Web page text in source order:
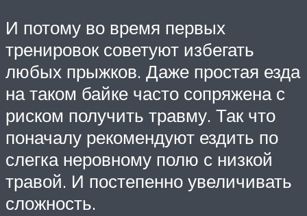
И потому во время первых
тренировок советуют избегать
любых прыжков. Даже простая езда
на таком байке часто сопряжена с
риском получить травму. Так что
поначалу рекомендуют ездить по
слегка неровному полю с низкой
травой. И постепенно увеличивать
сложность.